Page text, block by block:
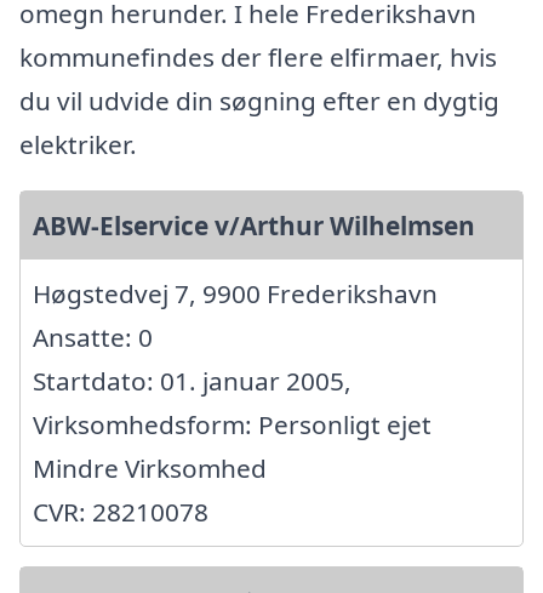
omegn herunder. I hele Frederikshavn
kommunefindes der flere elfirmaer, hvis
du vil udvide din søgning efter en dygtig
elektriker.
ABW-Elservice v/Arthur Wilhelmsen
Høgstedvej 7, 9900 Frederikshavn
Ansatte: 0
Startdato: 01. januar 2005,
Virksomhedsform: Personligt ejet
Mindre Virksomhed
CVR: 28210078